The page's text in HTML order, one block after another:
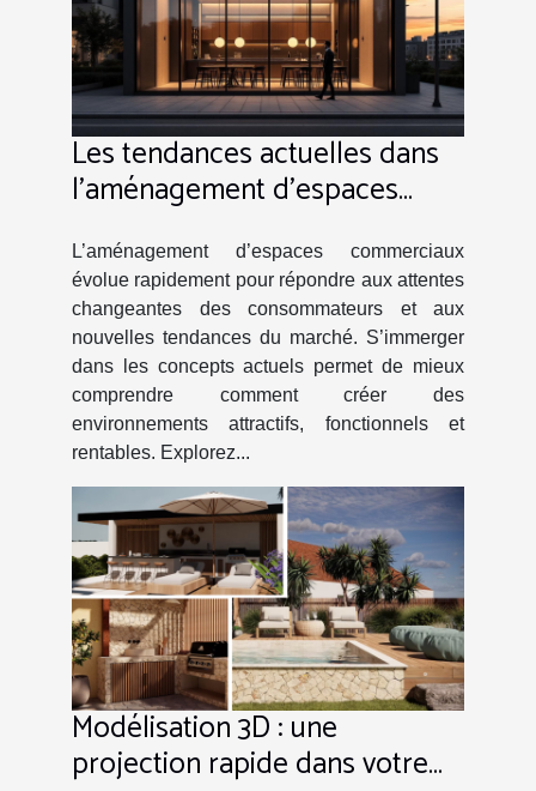
Les tendances actuelles dans
l'aménagement d'espaces
L’aménagement d’espaces commerciaux
évolue rapidement pour répondre aux attentes
changeantes des consommateurs et aux
nouvelles tendances du marché. S’immerger
dans les concepts actuels permet de mieux
comprendre comment créer des
environnements attractifs, fonctionnels et
rentables. Explorez...
Modélisation 3D : une
projection rapide dans votre